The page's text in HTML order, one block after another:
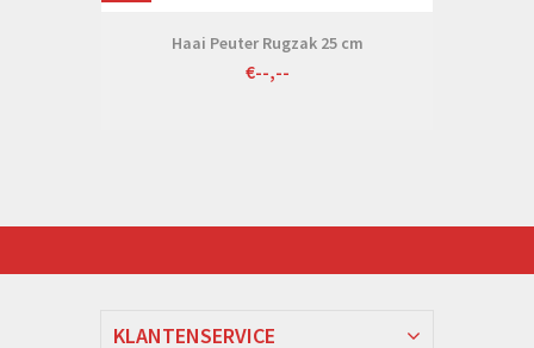
Haai Peuter Rugzak 25 cm
€--,--
KLANTENSERVICE